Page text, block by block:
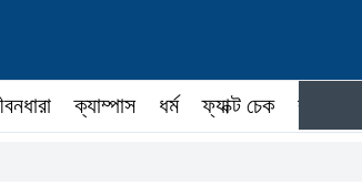
ক্যাম্পাস ধর্ম ফ্যাক্ট চেক কর্মকর্তা